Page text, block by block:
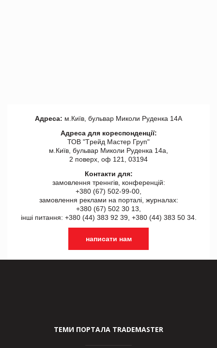
Адреса: м.Київ, бульвар Миколи Руденка 14А
Адреса для кореспонденції:
ТОВ "Tрейд Мастер Груп"
м.Київ, бульвар Миколи Руденка 14а,
2 поверх, оф 121, 03194
Контакти для:
замовлення треннгів, конференцій:
+380 (67) 502-99-00,
замовлення реклами на порталі, журналах:
+380 (67) 502 30 13,
інші питання: +380 (44) 383 92 39, +380 (44) 383 50 34.
написати нам
ТЕМИ ПОРТАЛА TRADEMASTER